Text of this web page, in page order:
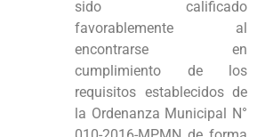
sido calificado
favorablemente al
encontrarse en
cumplimiento de los
requisitos establecidos de
la Ordenanza Municipal N°